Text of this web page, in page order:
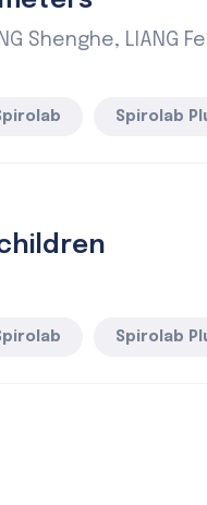
Shenghe, LIANG
Spirolab
Spirolab